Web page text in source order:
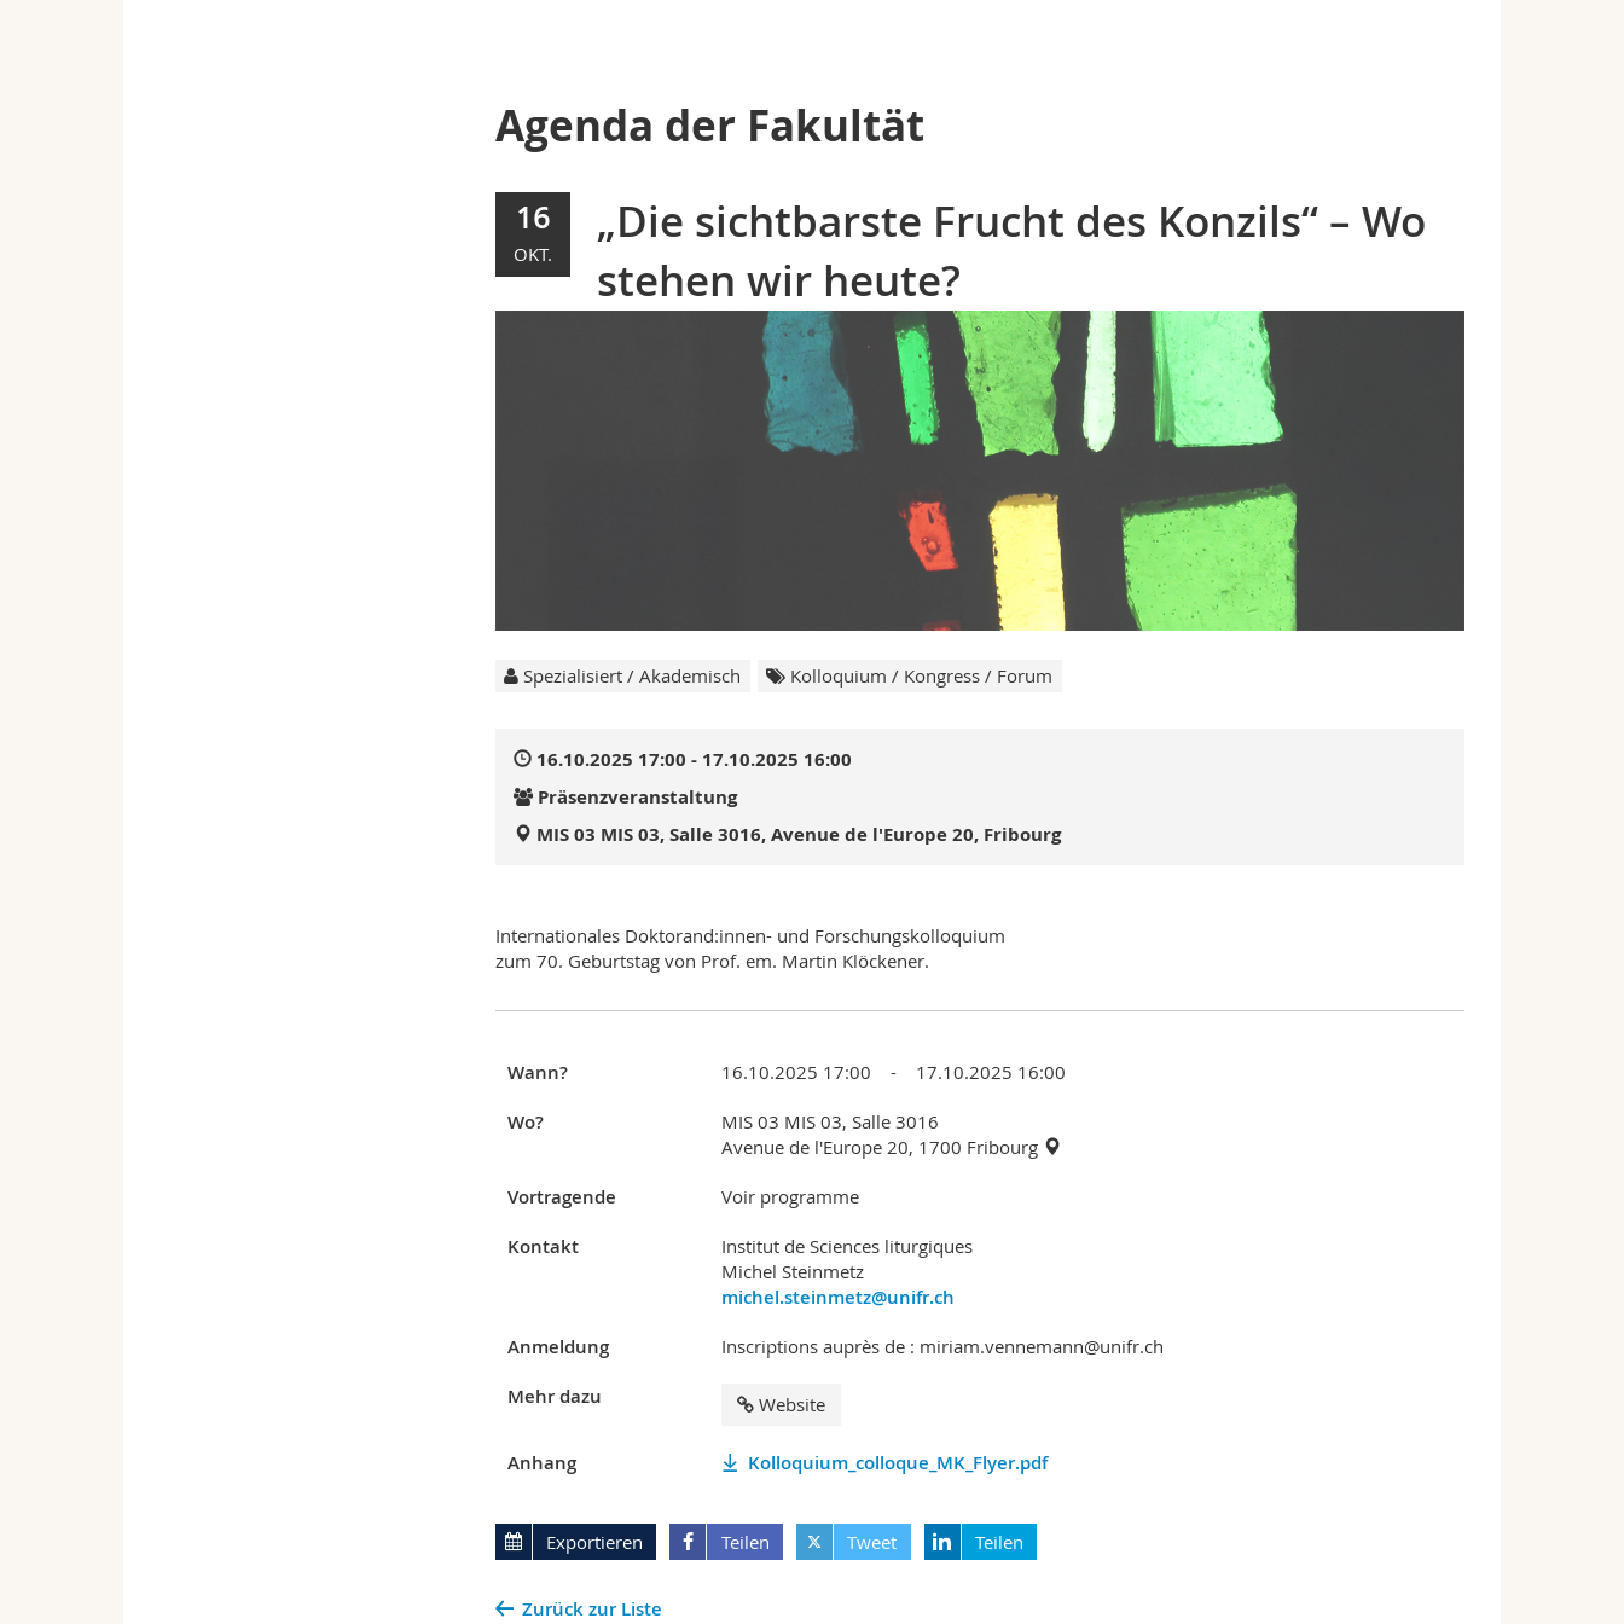
Agenda der Fakultät
16
OKT.
„Die sichtbarste Frucht des Konzils“ – Wo
stehen wir heute?
Spezialisiert / Akademisch Kolloquium / Kongress / Forum
16.10.2025 17:00 - 17.10.2025 16:00
Präsenzveranstaltung
MIS 03 MIS 03, Salle 3016, Avenue de l'Europe 20, Fribourg
Internationales Doktorand:innen- und Forschungskolloquium
zum 70. Geburtstag von Prof. em. Martin Klöckener.
Wann? 16.10.2025 17:00 - 17.10.2025 16:00
Wo?
MIS 03 MIS 03, Salle 3016
Avenue de l'Europe 20, 1700 Fribourg
Vortragende Voir programme
Kontakt
Institut de Sciences liturgiques
Michel Steinmetz
michel.steinmetz@unifr.ch
Anmeldung
Inscriptions auprès de : miriam.vennemann@unifr.ch
Mehr dazu Website
Anhang Kolloquium_colloque_MK_Flyer.pdf
Exportieren Teilen Tweet Teilen
Zurück zur Liste